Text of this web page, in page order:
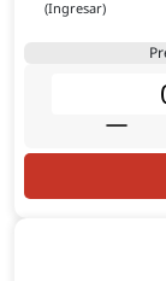
(Ingresar)